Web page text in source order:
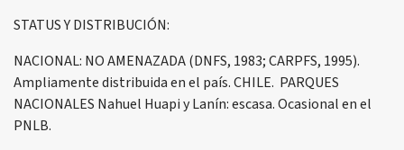
STATUS Y DISTRIBUCIÓN:
NACIONAL: NO AMENAZADA (DNFS, 1983; CARPFS, 1995).
Ampliamente distribuida en el país. CHILE. PARQUES
NACIONALES Nahuel Huapi y Lanín: escasa. Ocasional en el
PNLB.